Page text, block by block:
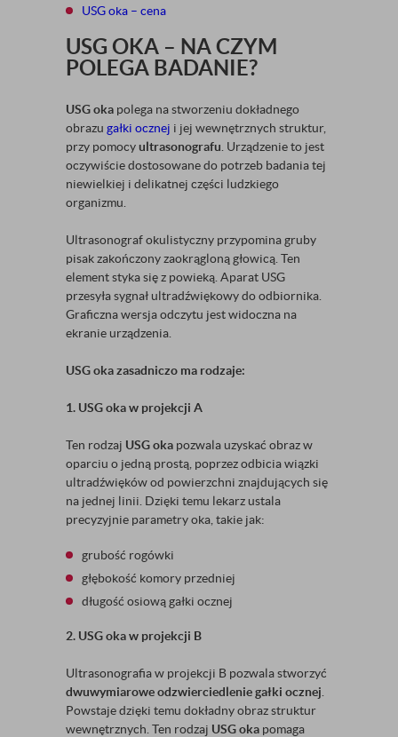
USG oka – cena
USG OKA – NA CZYM
POLEGA BADANIE?
USG oka polega na stworzeniu dokładnego
obrazu gałki ocznej i jej wewnętrznych struktur,
przy pomocyultrasonografu . Urządzenie to jest
oczywiście dostosowane do potrzeb badania tej
niewielkiej i delikatnej części ludzkiego
organizmu.
Ultrasonograf okulistyczny przypomina gruby
pisak zakończony zaokrągloną głowicą. Ten
element styka się z powieką. Aparat USG
przesyła sygnał ultradźwiękowy do odbiornika.
Graficzna wersja odczytu jest widoczna na
ekranie urządzenia.
USG oka zasadniczo ma rodzaje:
1. USG oka w projekcji A
Ten rodzaj USG oka pozwala uzyskać obraz w
oparciu o jedną prostą, poprzez odbicia wiązki
ultradźwięków od powierzchni znajdujących się
na jednej linii. Dzięki temu lekarz ustala
precyzyjnie parametry oka, takie jak:
grubość rogówki
głębokość komory przedniej
długość osiową gałki ocznej
2. USG oka w projekcji B
Ultrasonografia w projekcji B pozwala stworzyć
dwuwymiarowe odzwierciedlenie gałki ocznej
Powstaje dzięki temu dokładny obraz struktur
wewnętrznych. Ten rodzaj USG oka pomaga